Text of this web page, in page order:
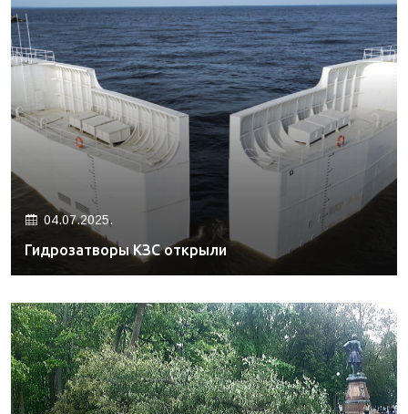
04.07.2025.
Гидрозатворы КЗС открыли